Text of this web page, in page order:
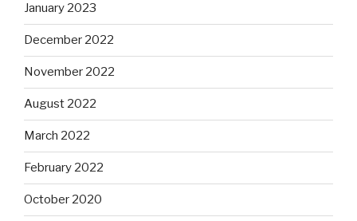
January 2023
December 2022
November 2022
August 2022
March 2022
February 2022
October 2020